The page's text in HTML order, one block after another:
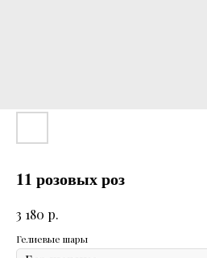
11 розовых роз
3 180 р.
Гелиевые шары